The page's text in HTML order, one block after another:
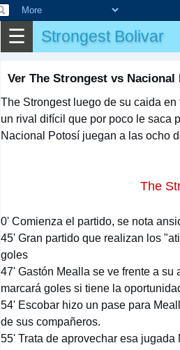
☰ Strongest Bolivar
Ver The Strongest vs
The Strongest luego de su caida
un rival difícil que por poco le saca
Nacional Potosí juegan a las ocho
The
0' Comienza el partido, se nota
45' Gran partido que realizan los
goles
47' Gastón Mealla se ve frente a
marcará goles si tiene la
54' Escobar hizo un pase para
de sus compañeros.
55' Trata de aprovechar esa
✎ Otros